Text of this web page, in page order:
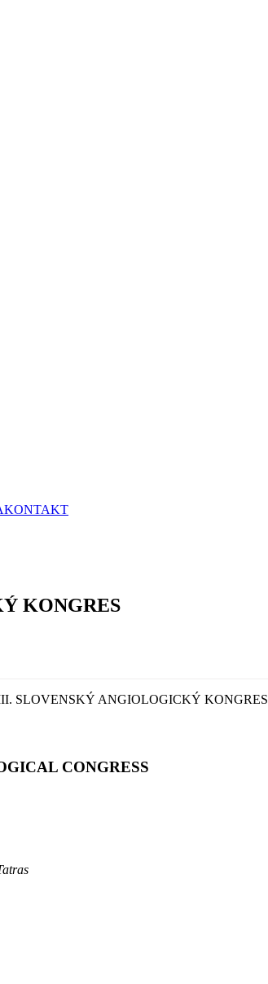
KONTAKT
KONGRES
SLOVENSKÝ ANGIOLOGICKÝ KONGRES
CONGRESS